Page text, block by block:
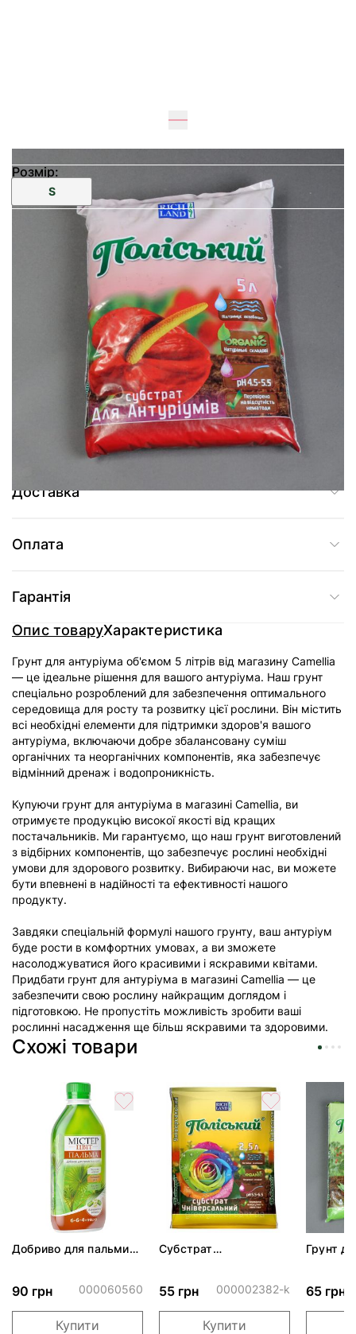
Розмір:
S
30см
80 грн
Додати до кошика
Купити в один клік
Доставка
Оплата
Гарантія
Опис товаруХарактеристика
Грунт для антуріума об'ємом 5 літрів від магазину Camellia
— це ідеальне рішення для вашого антуріума. Наш грунт
спеціально розроблений для забезпечення оптимального
середовища для росту та розвитку цієї рослини. Він містить
всі необхідні елементи для підтримки здоров'я вашого
антуріума, включаючи добре збалансовану суміш
органічних та неорганічних компонентів, яка забезпечує
відмінний дренаж і водопроникність.
Купуючи грунт для антуріума в магазині Camellia, ви
отримуєте продукцію високої якості від кращих
постачальників. Ми гарантуємо, що наш грунт виготовлений
з відбірних компонентів, що забезпечує рослині необхідні
умови для здорового розвитку. Вибираючи нас, ви можете
бути впевнені в надійності та ефективності нашого
продукту.
Завдяки спеціальній формулі нашого грунту, ваш антуріум
буде рости в комфортних умовах, а ви зможете
насолоджуватися його красивими і яскравими квітами.
Придбати грунт для антуріума в магазині Camellia — це
забезпечити свою рослину найкращим доглядом і
підготовкою. Не пропустіть можливість зробити ваші
рослинні насадження ще більш яскравими та здоровими.
Схожі товари
Добриво для пальми
90 грн 000060560
Купити
Субстрат
55 грн 000002382-k
Купити
Грунт
65 грн